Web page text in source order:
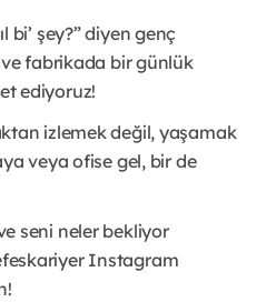
bi’ şey?” diyen genç
fabrikada bir günlük
ediyoruz!
izlemek değil, yaşamak
veya ofise gel, bir de
seni neler bekliyor
Instagram